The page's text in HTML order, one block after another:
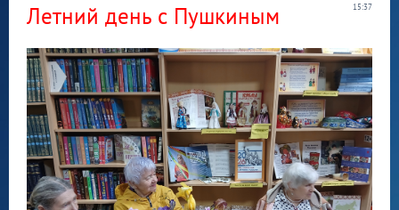
15:37
Летний день с Пушкиным